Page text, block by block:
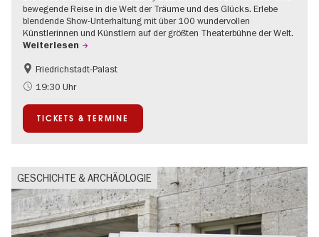
bewegende Reise in die Welt der Träume und des Glücks. Erlebe
blendende Show-Unterhaltung mit über 100 wundervollen
Künstlerinnen und Künstlern auf der größten Theaterbühne der Welt.
Weiterlesen
Barrierefrei
International
Friedrichstadt-Palast
19:30 Uhr
TICKETS & TERMINE
GESCHICHTE & ARCHÄOLOGIE